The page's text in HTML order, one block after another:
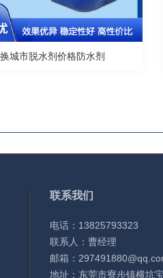
城市脱水剂价格防水剂
联系我们
电话：13825793323
联系人：曹经理
邮箱：
地址：东莞市寮步镇横坑